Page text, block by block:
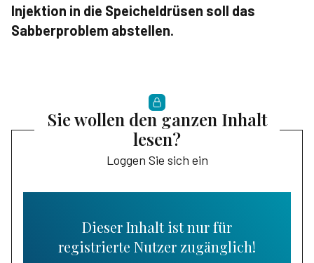
Injektion in die Speicheldrüsen soll das
Sabberproblem abstellen.
Sie wollen den ganzen Inhalt
lesen?
Loggen Sie sich ein
Dieser Inhalt ist nur für
registrierte Nutzer zugänglich!